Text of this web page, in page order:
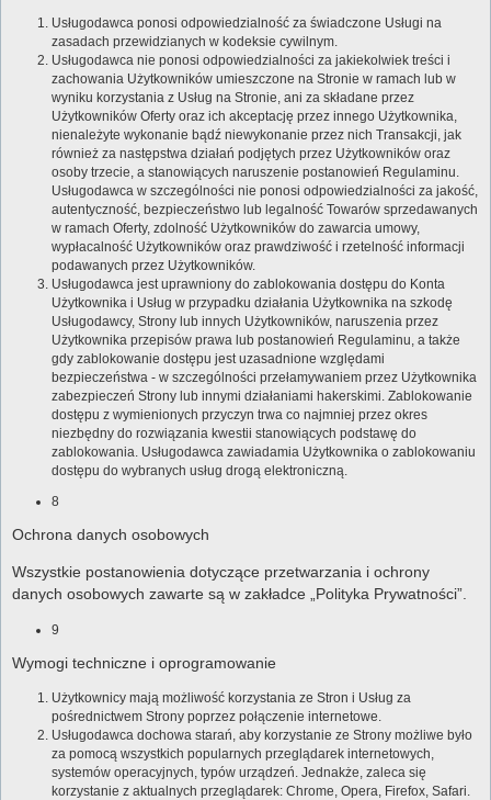
Usługodawca ponosi odpowiedzialność za świadczone Usługi na
zasadach przewidzianych w kodeksie cywilnym.
Usługodawca nie ponosi odpowiedzialności za jakiekolwiek treści i
zachowania Użytkowników umieszczone na Stronie w ramach lub w
wyniku korzystania z Usług na Stronie, ani za składane przez
Użytkowników Oferty oraz ich akceptację przez innego Użytkownika,
nienależyte wykonanie bądź niewykonanie przez nich Transakcji, jak
również za następstwa działań podjętych przez Użytkowników oraz
osoby trzecie, a stanowiących naruszenie postanowień Regulaminu.
Usługodawca w szczególności nie ponosi odpowiedzialności za jakość,
autentyczność, bezpieczeństwo lub legalność Towarów sprzedawanych
w ramach Oferty, zdolność Użytkowników do zawarcia umowy,
wypłacalność Użytkowników oraz prawdziwość i rzetelność informacji
podawanych przez Użytkowników.
Usługodawca jest uprawniony do zablokowania dostępu do Konta
Użytkownika i Usług w przypadku działania Użytkownika na szkodę
Usługodawcy, Strony lub innych Użytkowników, naruszenia przez
Użytkownika przepisów prawa lub postanowień Regulaminu, a także
gdy zablokowanie dostępu jest uzasadnione względami
bezpieczeństwa - w szczególności przełamywaniem przez Użytkownika
zabezpieczeń Strony lub innymi działaniami hakerskimi. Zablokowanie
dostępu z wymienionych przyczyn trwa co najmniej przez okres
niezbędny do rozwiązania kwestii stanowiących podstawę do
zablokowania. Usługodawca zawiadamia Użytkownika o zablokowaniu
dostępu do wybranych usług drogą elektroniczną.
8
Ochrona danych osobowych
Wszystkie postanowienia dotyczące przetwarzania i ochrony
danych osobowych zawarte są w zakładce „Polityka Prywatności”.
9
Wymogi techniczne i oprogramowanie
Użytkownicy mają możliwość korzystania ze Stron i Usług za
pośrednictwem Strony poprzez połączenie internetowe.
Usługodawca dochowa starań, aby korzystanie ze Strony możliwe było
za pomocą wszystkich popularnych przeglądarek internetowych,
systemów operacyjnych, typów urządzeń. Jednakże, zaleca się
korzystanie z aktualnych przeglądarek: Chrome, Opera, Firefox, Safari.